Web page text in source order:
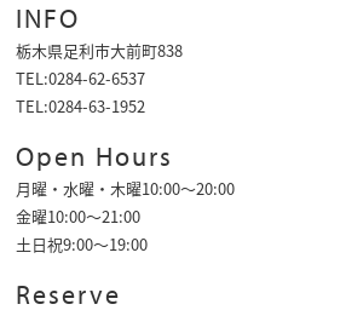
INFO
栃木県足利市大前町838
TEL:0284-62-6537
TEL:0284-63-1952
Open Hours
月曜・水曜・木曜10:00～20:00
金曜10:00〜21:00
土日祝9:00〜19:00
Reserve